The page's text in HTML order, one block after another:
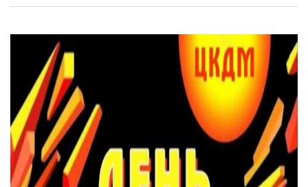
Публікації
Про нас
Бюджет
Тендери